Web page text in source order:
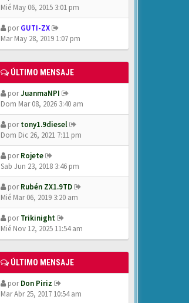
Mié May 06, 2015 3:01 pm
porGUTI-ZX
Mar May 28, 2019 1:07 pm
ÚLTIMO MENSAJE
porJuanmaNPI
Dom Mar 08, 2026 3:40 am
portony1.9diesel
Dom Dic 26, 2021 7:11 pm
porRojete
Sab Jun 23, 2018 3:46 pm
porRubén ZX1.9TD
Mié Mar 06, 2019 3:20 am
porTrikinight
Mié Nov 12, 2025 11:54 am
ÚLTIMO MENSAJE
porDon Piriz
Mar Abr 25, 2017 10:54 am